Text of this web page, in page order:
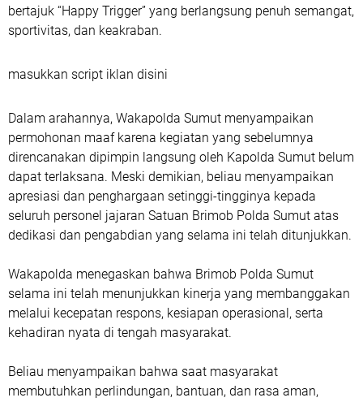
bertajuk “Happy Trigger” yang berlangsung penuh semangat,
sportivitas, dan keakraban.
masukkan script iklan disini
Dalam arahannya, Wakapolda Sumut menyampaikan
permohonan maaf karena kegiatan yang sebelumnya
direncanakan dipimpin langsung oleh Kapolda Sumut belum
dapat terlaksana. Meski demikian, beliau menyampaikan
apresiasi dan penghargaan setinggi-tingginya kepada
seluruh personel jajaran Satuan Brimob Polda Sumut atas
dedikasi dan pengabdian yang selama ini telah ditunjukkan.
Wakapolda menegaskan bahwa Brimob Polda Sumut
selama ini telah menunjukkan kinerja yang membanggakan
melalui kecepatan respons, kesiapan operasional, serta
kehadiran nyata di tengah masyarakat.
Beliau menyampaikan bahwa saat masyarakat
membutuhkan perlindungan, bantuan, dan rasa aman,